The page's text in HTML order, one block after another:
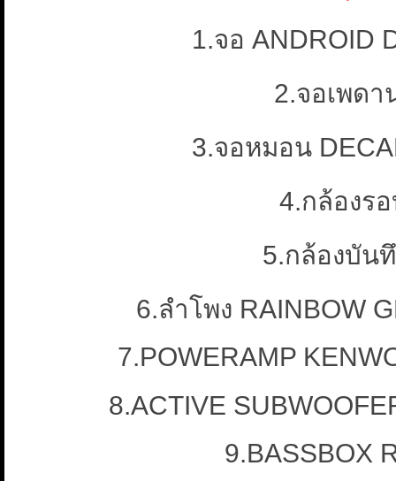
1.จอ ANDROID
2.จอเพดา
3.จอหมอน
4.กล้องร
5.กล้องบัน
6.ลำโพง RAINBOW
7.POWERAMP
8.ACTIVE
9.BASSBOX